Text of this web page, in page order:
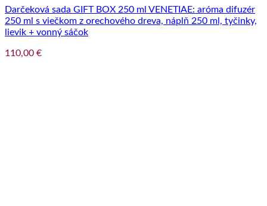
Darčeková sada GIFT BOX 250 ml VENETIAE: aróma difuzér
250 ml s viečkom z orechového dreva, náplň 250 ml, tyčinky,
lievik + vonný sáčok
110,00 €